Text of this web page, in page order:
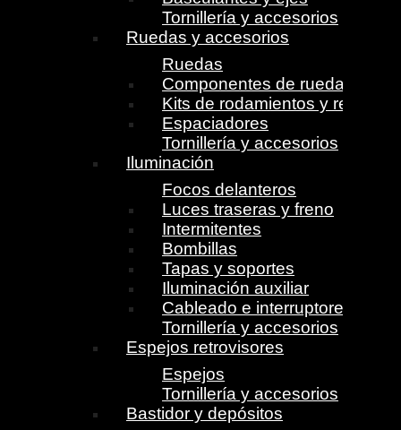
Tornillería y accesorios
Ruedas y accesorios
Ruedas
Componentes de ruedas
Kits de rodamientos y retenes
Espaciadores
Tornillería y accesorios
Iluminación
Focos delanteros
Luces traseras y freno
Intermitentes
Bombillas
Tapas y soportes
Iluminación auxiliar
Cableado e interruptores
Tornillería y accesorios
Espejos retrovisores
Espejos
Tornillería y accesorios
Bastidor y depósitos